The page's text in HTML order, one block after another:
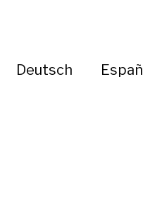
Deutsch